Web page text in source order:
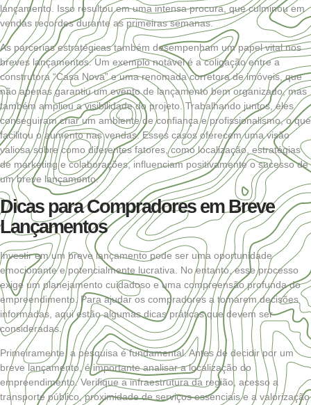
lançamento. Isso resultou em uma intensa procura, que culminou em
vendas recordes durante as primeiras semanas.
As parcerias estratégicas também desempenham um papel vital nos
breves lançamentos. Um exemplo notável é a coligação entre a
construtora “Casa Nova” e uma renomada corretora de imóveis, que
não apenas garantiu um evento de lançamento bem organizado, mas
também ampliou a visibilidade do projeto. Trabalhando juntos, eles
conseguiram criar um ambiente de confiança e profissionalismo, o que
facilitou o aumento nas vendas. Esses casos oferecem uma visão
valiosa sobre como diferentes fatores, como localização, estratégias
de marketing e colaborações, influenciam positivamente o sucesso de
um breve lançamento.
Dicas para Compradores em Breve
Lançamentos
Investir em um breve lançamento pode ser uma oportunidade
emocionante e potencialmente lucrativa. No entanto, esse processo
exige um planejamento cuidadoso e uma compreensão profunda do
empreendimento. Para ajudar os compradores a tomarem decisões
informadas, aqui estão algumas dicas práticas que devem ser
consideradas.
Primeiramente, a pesquisa é fundamental. Antes de decidir por um
breve lançamento, é importante analisar a localização do
empreendimento. Verifique a infraestrutura da região, acesso a
transporte público, proximidade de serviços essenciais e a valorização